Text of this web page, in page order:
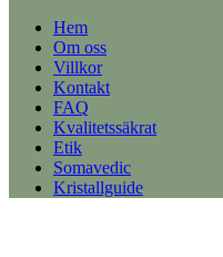
Hem
Om oss
Villkor
Kontakt
FAQ
Kvalitetssäkrat
Etik
Somavedic
Kristallguide